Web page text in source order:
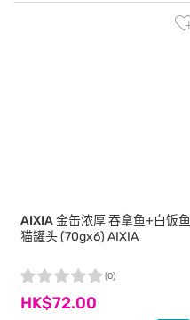
AIXIA金缶浓厚 吞拿鱼+白饭鱼
猫罐头 (70gx6) AIXIA
HK$72.00
(0)